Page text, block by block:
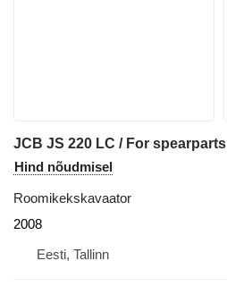
JCB JS 220 LC / For spearparts
Hind nõudmisel
Roomikekskavaator
2008
Eesti, Tallinn